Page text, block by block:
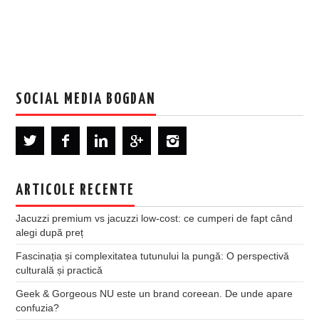
SOCIAL MEDIA BOGDAN
ARTICOLE RECENTE
Jacuzzi premium vs jacuzzi low-cost: ce cumperi de fapt când
alegi după preț
Fascinația și complexitatea tutunului la pungă: O perspectivă
culturală și practică
Geek & Gorgeous NU este un brand coreean. De unde apare
confuzia?